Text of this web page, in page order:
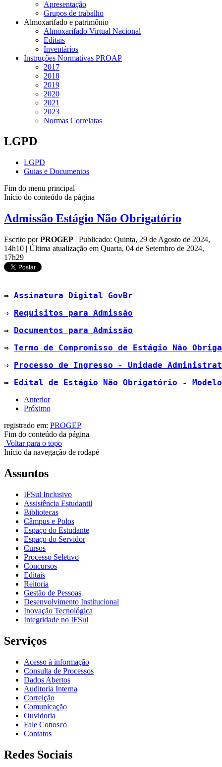
Apresentação
Grupos de trabalho
Almoxarifado e patrimônio
Almoxarifado Virtual Nacional
Editais
Inventários
Instruções Normativas PROAP
2017
2018
2019
2020
2021
2023
Normas Correlatas
LGPD
LGPD
Guias e Documentos
Fim do menu principal
Início do conteúdo da página
Admissão Estágio Não Obrigatório
Escrito porPROGEP | Publicado: Quinta, 29 de Agosto de 2024,
14h10 | Última atualização em Quarta, 04 de Setembro de 2024,
17h29
⇒ Assinatura Digital GovBr
⇒
Requisitos para Admissão
⇒
Documentos para Admissão
⇒ Termo de Compromisso de Estágio Não
⇒
Processo de Ingresso - Unidade
⇒
Edital de Estágio Não Obrigatório - Modelo
Anterior
Próximo
registrado em: PROGEP
Fim do conteúdo da página
Voltar para o topo
Início da navegação de rodapé
Assuntos
IFSul Inclusivo
Assistência Estudantil
Bibliotecas
Câmpus e Polos
Espaço do Estudante
Espaço do Servidor
Cursos
Processo Seletivo
Concursos
Editais
Reitoria
Gestão de Pessoas
Desenvolvimento Institucional
Inovação Tecnológica
Integridade no IFSul
Serviços
Acesso à informação
Consulta de Processos
Dados Abertos
Auditoria Interna
Correição
Comunicação
Ouvidoria
Fale Conosco
Contatos
Redes Sociais